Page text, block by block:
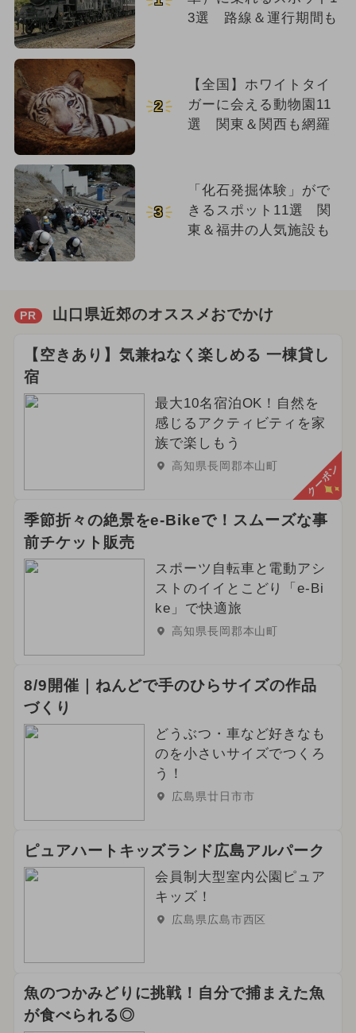
3選 路線＆運行期間も
2
【全国】ホワイトタイ
ガーに会える動物園11
選 関東＆関西も網羅
3
「化石発掘体験」がで
きるスポット11選 関
東＆福井の人気施設も
PR 山口県近郊のオススメおでかけ
【空きあり】気兼ねなく楽しめる 一棟貸し
宿
最大10名宿泊OK！自然を
感じるアクティビティを家
族で楽しもう
高知県長岡郡本山町 クーポン
季節折々の絶景をe-Bikeで！スムーズな事
前チケット販売
スポーツ自転車と電動アシ
ストのイイとこどり「e-Bi
ke」で快適旅
高知県長岡郡本山町
8/9開催｜ねんどで手のひらサイズの作品
づくり
どうぶつ・車など好きなも
のを小さいサイズでつくろ
う！
広島県廿日市市
ピュアハートキッズランド広島アルパーク
会員制大型室内公園ピュア
キッズ！
広島県広島市西区
魚のつかみどりに挑戦！自分で捕まえた魚
が食べられる◎